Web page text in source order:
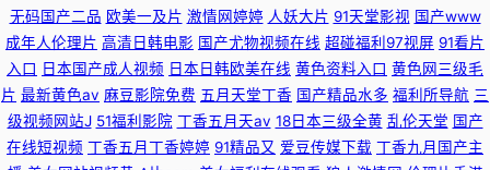
无码国产二品 欧美一及片 激情网婷婷 人妖大片 91天堂影视 国产www
成年人伦理片 高清日韩电影 国产尤物视频在线 超碰福利97视屏 91看片
入口 日本国产成人视频 日本日韩欧美在线 黄色资料入口 黄色网三级毛
片 最新黄色av 麻豆影院免费 五月天堂丁香 国产精品水多 福利所导航 三
级视频网站J 51福利影院 丁香五月天av 18日本三级全黄 乱伦天堂 国产
在线短视频 丁香五月丁香婷婷 91精品又 爱豆传媒下载 丁香九月国产主